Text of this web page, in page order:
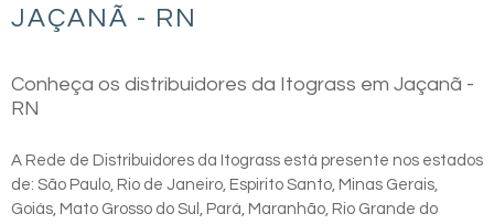
JAÇANÃ - RN
Conheça os distribuidores da Itograss em Jaçanã -
RN
A Rede de Distribuidores da Itograss está presente nos estados
de: São Paulo, Rio de Janeiro, Espirito Santo, Minas Gerais,
Goiás, Mato Grosso do Sul, Pará, Maranhão, Rio Grande do